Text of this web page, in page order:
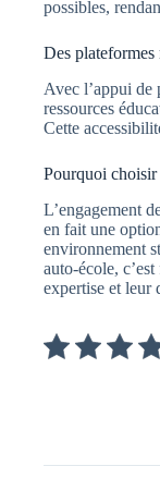
possibles,
Des plateformes
Avec l’appui de
ressources
Cette
Pourquoi
L’engagement
en fait une
environnement
auto-école,
expertise et leur